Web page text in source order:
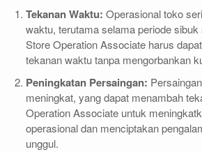
Tekanan Waktu: Operasional toko
waktu, terutama selama periode
Store Operation Associate harus
tekanan waktu tanpa mengorbankan
Peningkatan Persaingan:
meningkat, yang dapat menambah
Operation Associate untuk
operasional dan menciptakan
unggul.